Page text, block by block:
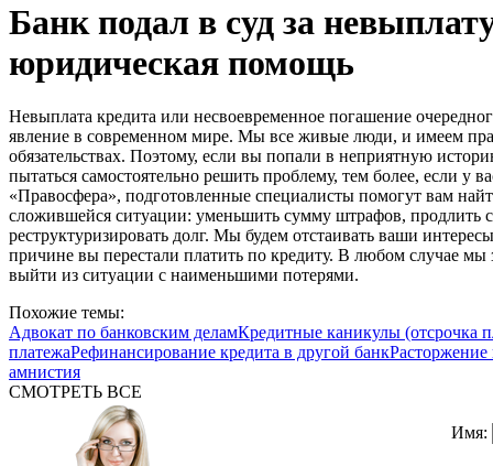
Банк подал в суд за
юридическая помощь
Невыплата кредита или несвоевременное погашение
явление в современном мире. Мы все живые люди, и имеем
обязательствах. Поэтому, если вы попали в неприятную
пытаться самостоятельно решить проблему, тем более, если у
«Правосфера», подготовленные специалисты помогут вам
сложившейся ситуации: уменьшить сумму штрафов, продлить
реструктуризировать долг. Мы будем отстаивать ваши
причине вы перестали платить по кредиту. В любом случае
выйти из ситуации с наименьшими потерями.
Похожие темы:
Адвокат по банковским деламКредитные каникулы (отсрочка
платежаРефинансирование кредита в другой банкРасторжение
амнистия
СМОТРЕТЬ ВСЕ
Имя: